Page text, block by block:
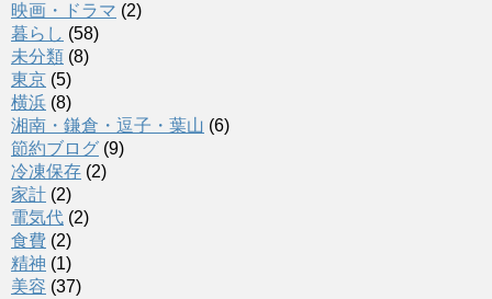
映画・ドラマ (2)
暮らし (58)
未分類 (8)
東京 (5)
横浜 (8)
湘南・鎌倉・逗子・葉山 (6)
節約ブログ (9)
冷凍保存 (2)
家計 (2)
電気代 (2)
食費 (2)
精神 (1)
美容 (37)